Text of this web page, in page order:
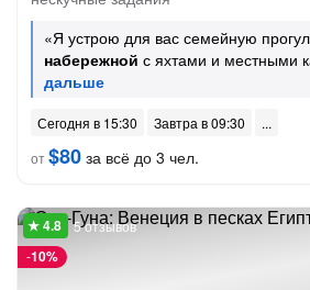
«Я устрою для вас семейную
набережной с яхтами и местными
Сегодня в 15:30
Завтра в 09:30
от$80 за всё до 3 чел.
-10%
5 отзывов